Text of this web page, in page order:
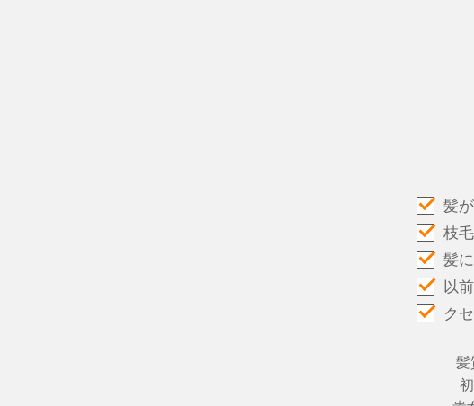
髪
枝
髪
以
ク
髪